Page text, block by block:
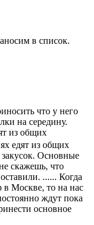
в список.
что у него
на середину.
из общих
едят из общих
закусок. Основные
скажешь, что
...... Когда
в Москве, то на нас
ждут пока
основное